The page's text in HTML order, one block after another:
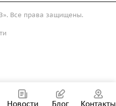
Все права защищены.
Новости Блог Контакты